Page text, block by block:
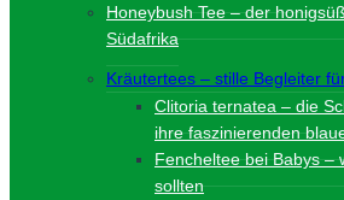
Honeybush Tee – der
Südafrika
Kräutertees – stille Begleiter
Clitoria ternatea – die
ihre faszinierenden
Fencheltee bei Babys –
sollten